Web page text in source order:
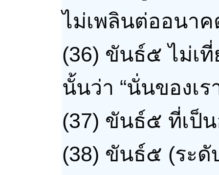
ไม่เพลินต่ออนา
(36) ขันธ์๕ ไม่เ
นั้นว่า “นั่นของเร
(37) ขันธ์๕ ที่เป็
(38) ขันธ์๕ (ระดั